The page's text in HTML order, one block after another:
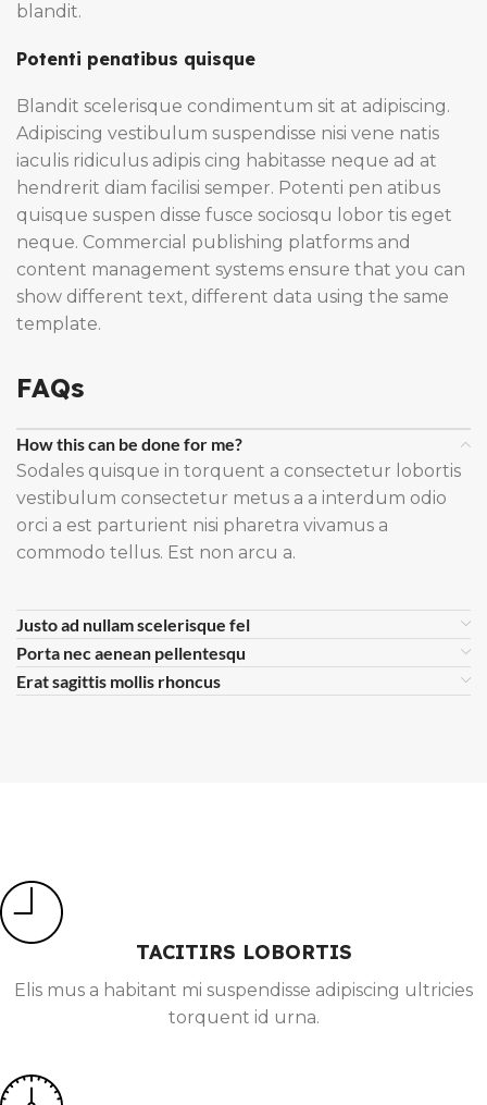
blandit.
Potenti penatibus quisque
Blandit scelerisque condimentum sit at adipiscing.
Adipiscing vestibulum suspendisse nisi vene natis
iaculis ridiculus adipis cing habitasse neque ad at
hendrerit diam facilisi semper. Potenti pen atibus
quisque suspen disse fusce sociosqu lobor tis eget
neque. Commercial publishing platforms and
content management systems ensure that you can
show different text, different data using the same
template.
FAQs
How this can be done for me?
Sodales quisque in torquent a consectetur lobortis
vestibulum consectetur metus a a interdum odio
orci a est parturient nisi pharetra vivamus a
commodo tellus. Est non arcu a.
Justo ad nullam scelerisque fel
Porta nec aenean pellentesqu
Erat sagittis mollis rhoncus
TACITIRS LOBORTIS
Elis mus a habitant mi suspendisse adipiscing ultricies
torquent id urna.